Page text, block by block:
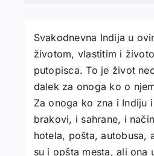
Svakodnevna Indija u
životom, vlastitim i
putopisca. To je život
dalek za onoga ko o
Za onoga ko zna i Indiju
brakovi, i sahrane, i
hotela, pošta, autobusa,
su i opšta mesta, ali ona